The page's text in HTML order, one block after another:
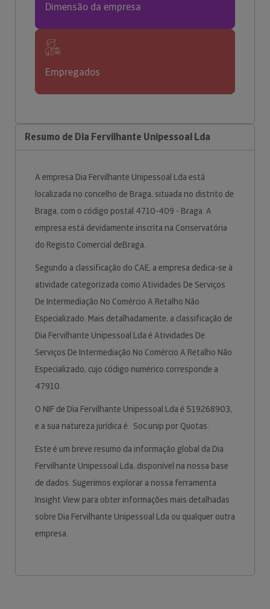
Dimensão da empresa
Empregados
Resumo de Dia Fervilhante Unipessoal Lda
A empresa Dia Fervilhante Unipessoal Lda está
localizada no concelho de Braga, situada no distrito de
Braga, com o código postal 4710-409 - Braga. A
empresa está devidamente inscrita na Conservatória
do Registo Comercial deBraga.
Segundo a classificação do CAE, a empresa dedica-se à
atividade categorizada como Atividades De Serviços
De Intermediação No Comércio A Retalho Não
Especializado. Mais detalhadamente, a classificação de
Dia Fervilhante Unipessoal Lda é Atividades De
Serviços De Intermediação No Comércio A Retalho Não
Especializado, cujo código numérico corresponde a
47910.
O NIF de Dia Fervilhante Unipessoal Lda é 519268903,
e a sua natureza jurídica é Soc.unip.por Quotas.
Este é um breve resumo da informação global da Dia
Fervilhante Unipessoal Lda, disponível na nossa base
de dados. Sugerimos explorar a nossa ferramenta
Insight View para obter informações mais detalhadas
sobre Dia Fervilhante Unipessoal Lda ou qualquer outra
empresa.